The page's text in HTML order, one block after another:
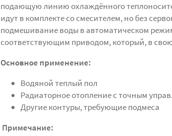
подающую линию охлаждённого
идут в комплекте со смесителем, но без
подмешивание воды в автоматическом
соответствующим приводом, который, в
Основное применение:
Водяной теплый пол
Радиаторное отопление с точным
Другие контуры, требующие подмеса
Примечание: